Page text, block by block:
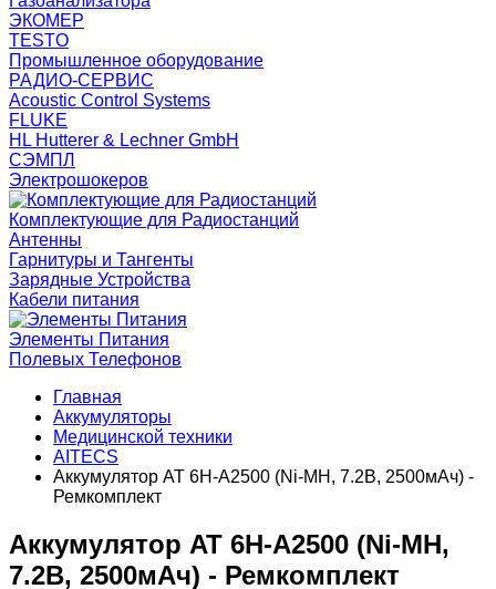
ЭКОМЕР
TESTO
Промышленное оборудование
РАДИО-СЕРВИС
Acoustic Control Systems
FLUKE
HL Hutterer & Lechner GmbH
СЭМПЛ
Электрошокеров
Комплектующие для Радиостанций
Антенны
Гарнитуры и Тангенты
Зарядные Устройства
Кабели питания
Элементы Питания
Полевых Телефонов
Главная
Аккумуляторы
Медицинской техники
AITECS
Аккумулятор AT 6H-A2500 (Ni-MH, 7.2В, 2500мАч) -
Ремкомплект
Аккумулятор AT 6H-A2500 (Ni-MH,
7.2В, 2500мАч) - Ремкомплект